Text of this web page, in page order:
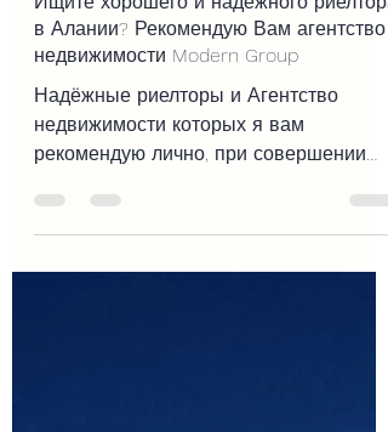
Ищите хорошего и надёжного риелтора
в Алании? Рекомендую Вам агентство
недвижимости Modern Group
Надёжные риелторы и Агентство
недвижимости которых я вам